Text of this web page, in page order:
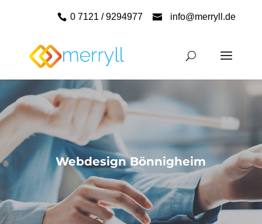
0 7121 / 9294977 info@merryll.de
Webdesign Bönnigheim